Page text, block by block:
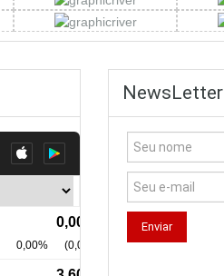
NewsLetter